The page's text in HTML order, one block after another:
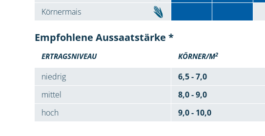
Körnermais
Empfohlene Aussaatstärke *
ERTRAGSNIVEAU KÖRNER/M2
niedrig
6,5 - 7,0
mittel
8,0 - 9,0
hoch
9,0 - 10,0